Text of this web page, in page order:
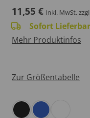
11,55 € Inkl. MwSt.
Sofort
Mehr Produktinfos
Zur Größentabelle